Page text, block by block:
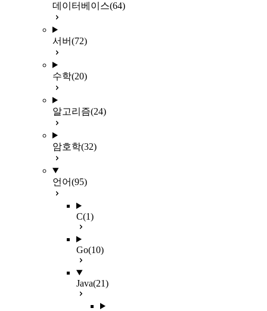
데이터베이스(64)
서버(72)
수학(20)
알고리즘(24)
암호학(32)
언어(95)
C(1)
Go(10)
Java(21)